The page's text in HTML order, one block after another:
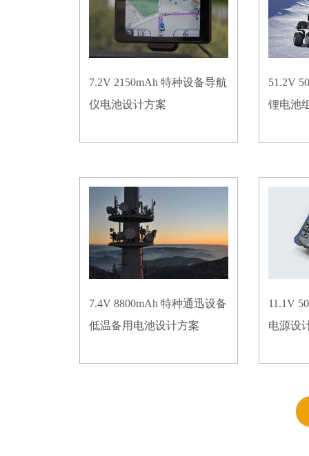
7.2V 2150mAh 特种设备导航
仪电池设计方案
51.2V
锂电池
7.4V 8800mAh 特种通迅设备
低温备用电池设计方案
11.1V
电源设